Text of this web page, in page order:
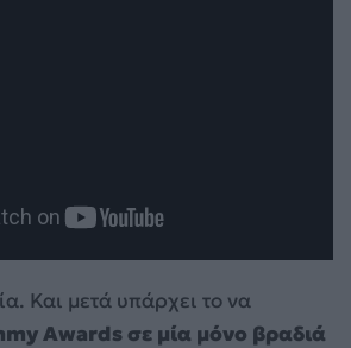
Και μετά υπάρχει το να
Awards σε μία μόνο βραδιά